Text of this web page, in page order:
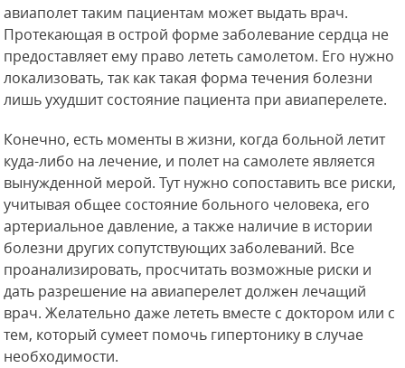
авиаполет таким пациентам может выдать врач.
Протекающая в острой форме заболевание сердца не
предоставляет ему право лететь самолетом. Его нужно
локализовать, так как такая форма течения болезни
лишь ухудшит состояние пациента при авиаперелете.
Конечно, есть моменты в жизни, когда больной летит
куда-либо на лечение, и полет на самолете является
вынужденной мерой. Тут нужно сопоставить все риски,
учитывая общее состояние больного человека, его
артериальное давление, а также наличие в истории
болезни других сопутствующих заболеваний. Все
проанализировать, просчитать возможные риски и
дать разрешение на авиаперелет должен лечащий
врач. Желательно даже лететь вместе с доктором или с
тем, который сумеет помочь гипертонику в случае
необходимости.